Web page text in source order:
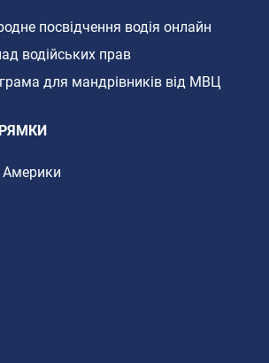
посвідчення водія онлайн
водійських прав
для мандрівників від МВЦ
Америки